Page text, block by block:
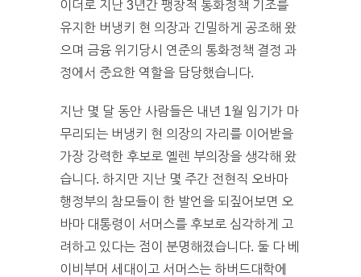
이더로 지난 3년간 팽창적 통화정책 기조를
유지한 버냉키 현 의장과 긴밀하게 공조해 왔
으며 금융 위기당시 연준의 통화정책 결정 과
정에서 중요한 역할을 담당했습니다.
지난 몇 달 동안 사람들은 내년 1월 임기가 마
무리되는 버냉키 현 의장의 자리를 이어받을
가장 강력한 후보로 옐렌 부의장을 생각해 왔
습니다. 하지만 지난 몇 주간 전현직 오바마
행정부의 참모들이 한 발언을 되짚어보면 오
바마 대통령이 서머스를 후보로 심각하게 고
려하고 있다는 점이 분명해졌습니다. 둘 다 베
이비부머 세대이고 서머스는 하버드대학에